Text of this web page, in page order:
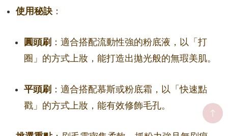
使用秘訣 ：
圓頭刷 ：適合搭配流動性強的粉底液，以「打
圈」的方式上妝，能打造出拋光般的無瑕美肌。
平頭刷 ：適合搭配慕斯或粉底霜，以「快速點
戳」的方式上妝，能有效修飾毛孔。